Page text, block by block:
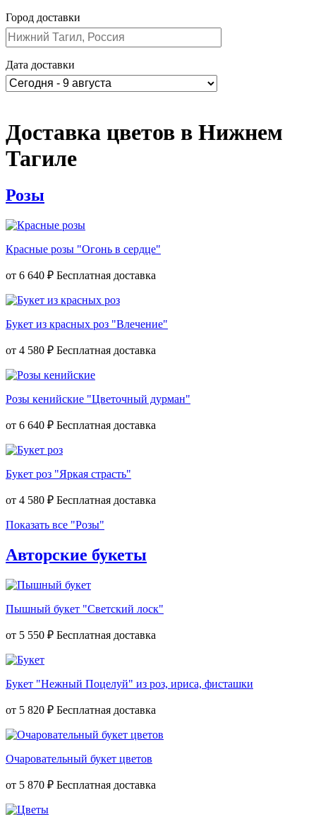
Город доставки
Дата доставки
Доставка цветов в Нижнем
Тагиле
Розы
Красные розы "Огонь в сердце"
от 6 640 ₽
Букет из красных роз "Влечение"
от 4 580 ₽
Розы кенийские "Цветочный дурман"
от 6 640 ₽
Букет роз "Яркая страсть"
от 4 580 ₽
Показать все "Розы"
Авторские букеты
Пышный букет "Светский лоск"
от 5 550 ₽
Букет "Нежный Поцелуй" из роз, ириса, фисташки
от 5 820 ₽
Очаровательный букет цветов
от 5 870 ₽